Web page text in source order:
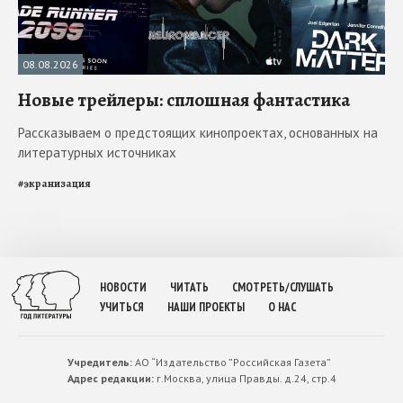
08.08.2026
Новые трейлеры: сплошная фантастика
Рассказываем о предстоящих кинопроектах, основанных на
литературных источниках
#экранизация
НОВОСТИ ЧИТАТЬ
СМОТРЕТЬ/СЛУШАТЬ
УЧИТЬСЯ
НАШИ ПРОЕКТЫ О НАС
Учредитель:АО “Издательство ”Российская Газета”
Адрес редакции:г.Москва, улица Правды. д.24, стр.4